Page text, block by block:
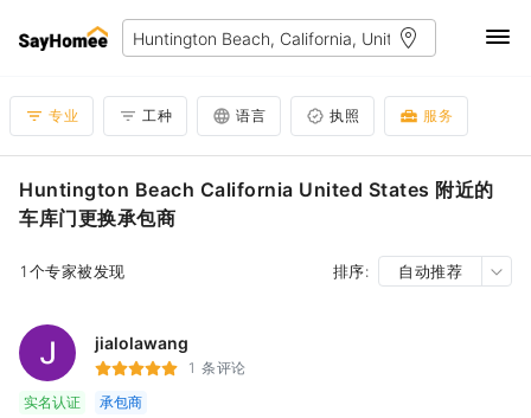
专业 工种 语言 执照 服务
Huntington Beach California United States 附近的
车库门更换承包商
1个专家被发现 排序: 自动推荐
jialolawang
1 条评论
实名认证
承包商